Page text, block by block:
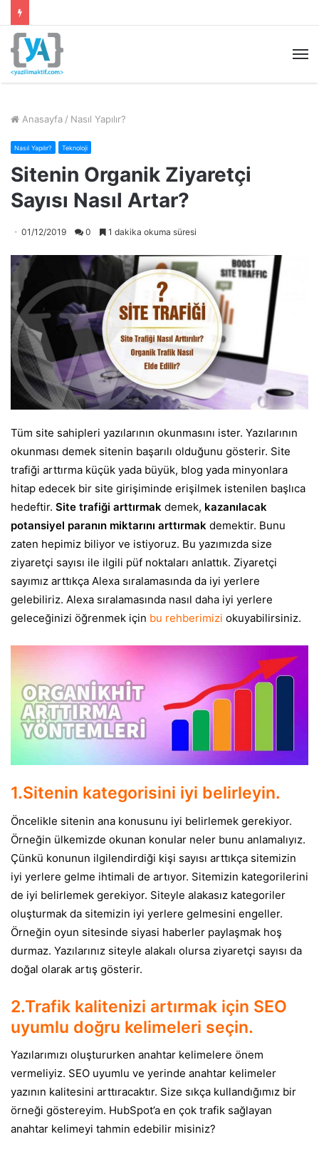
Anasayfa / Nasıl Yapılır?
Nasıl Yapılır? Teknoloji
Sitenin Organik Ziyaretçi
Sayısı Nasıl Artar?
01/12/2019 0 1 dakika okuma süresi
Tüm site sahipleri yazılarının okunmasını ister. Yazılarının
okunması demek sitenin başarılı olduğunu gösterir. Site
trafiği arttırma küçük yada büyük, blog yada minyonlara
hitap edecek bir site girişiminde erişilmek istenilen başlıca
hedeftir. Site trafiği arttırmak demek, kazanılacak
potansiyel paranın miktarını arttırmak demektir. Bunu
zaten hepimiz biliyor ve istiyoruz. Bu yazımızda size
ziyaretçi sayısı ile ilgili püf noktaları anlattık. Ziyaretçi
sayımız arttıkça Alexa sıralamasında da iyi yerlere
gelebiliriz. Alexa sıralamasında nasıl daha iyi yerlere
geleceğinizi öğrenmek için bu rehberimizi okuyabilirsiniz.
1.Sitenin kategorisini iyi belirleyin.
Öncelikle sitenin ana konusunu iyi belirlemek gerekiyor.
Örneğin ülkemizde okunan konular neler bunu anlamalıyız.
Çünkü konunun ilgilendirdiği kişi sayısı arttıkça sitemizin
iyi yerlere gelme ihtimali de artıyor. Sitemizin kategorilerini
de iyi belirlemek gerekiyor. Siteyle alakasız kategoriler
oluşturmak da sitemizin iyi yerlere gelmesini engeller.
Örneğin oyun sitesinde siyasi haberler paylaşmak hoş
durmaz. Yazılarınız siteyle alakalı olursa ziyaretçi sayısı da
doğal olarak artış gösterir.
2.Trafik kalitenizi artırmak için SEO
uyumlu doğru kelimeleri seçin.
Yazılarımızı oluştururken anahtar kelimelere önem
vermeliyiz. SEO uyumlu ve yerinde anahtar kelimeler
yazının kalitesini arttıracaktır. Size sıkça kullandığımız bir
örneği göstereyim. HubSpot’a en çok trafik sağlayan
anahtar kelimeyi tahmin edebilir misiniz?